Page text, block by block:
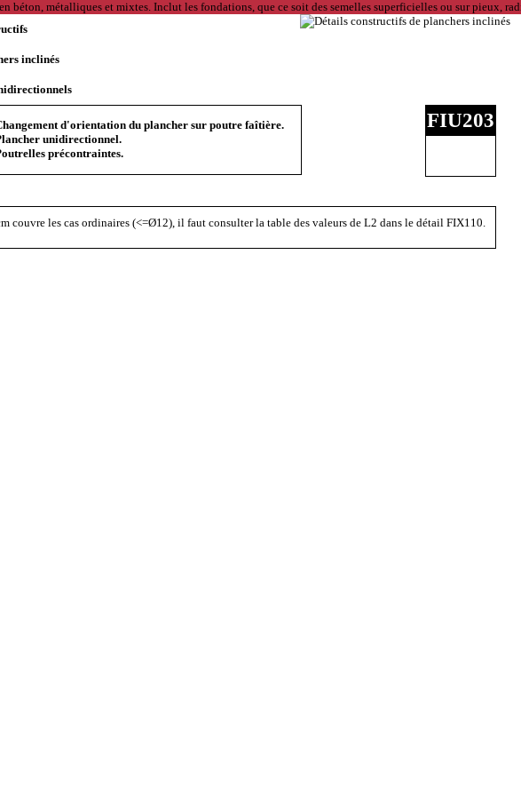
inclinés
d'orientation du plancher sur poutre faîtière.
unidirectionnel.
précontraintes.
FIU203
couvre les cas ordinaires (<=Ø12), il faut consulter la table des valeurs de L2 dans le détail FIX110.